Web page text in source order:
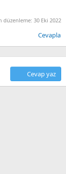
düzenleme: 30 Eki 2022
Cevapla
Cevap yaz